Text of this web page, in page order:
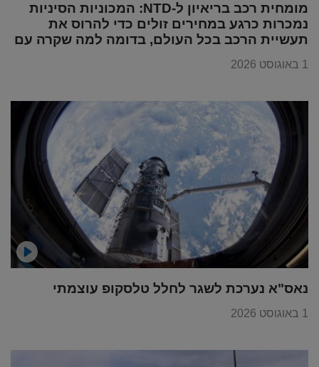
מומחית רכב בריאיון ל-NTD: המכוניות הסיניות
נמכרות כרגע במחירים זולים כדי להרוס את
תעשיית הרכב בכל העולם, בדומה למה שקרה עם
1 באוגוסט 2026
נאס"א נערכת לשגר לחלל טלסקופ עוצמתי
1 באוגוסט 2026